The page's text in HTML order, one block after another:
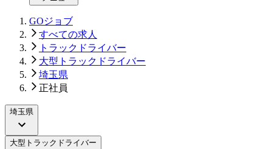
GOジョブ
すべての求人
トラックドライバー
大型トラックドライバー
埼玉県
正社員
埼玉県
大型トラックドライバー